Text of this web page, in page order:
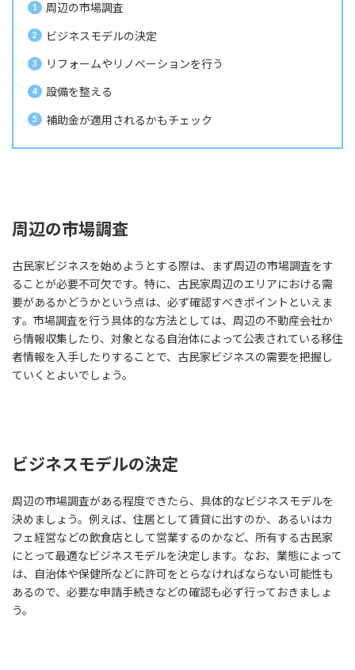
周辺の市場調査
ビジネスモデルの決定
リフォームやリノベーションを行う
設備を整える
補助金が適用されるかもチェック
周辺の市場調査
古民家ビジネスを始めようとする際は、まず周辺の市場調査をす
ることが必要不可欠です。特に、古民家周辺のエリアにおける需
要があるかどうかという点は、必ず確認すべきポイントといえま
す。市場調査を行う具体的な方法としては、周辺の不動産会社か
ら情報収集したり、対象となる自治体によって公表されている移住
者情報を入手したりすることで、古民家ビジネスの需要を把握し
ていくとよいでしょう。
ビジネスモデルの決定
周辺の市場調査がある程度できたら、具体的なビジネスモデルを
決めましょう。例えば、住居として賃貸に出すのか、あるいはカ
フェ経営などの飲食店として営業するのかなど、所有する古民家
にとって最適なビジネスモデルを決定します。なお、業態によって
は、自治体や保健所などに許可をとらなければならない可能性も
あるので、必要な申請手続きなどの確認も必ず行っておきましょ
う。